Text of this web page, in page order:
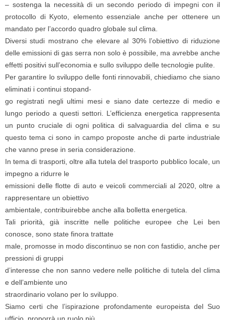
– sostenga la necessità di un secondo periodo di impegni con il
protocollo di Kyoto, elemento essenziale anche per ottenere un
mandato per l’accordo quadro globale sul clima.
Diversi studi mostrano che elevare al 30% l’obiettivo di riduzione
delle emissioni di gas serra non solo è possibile, ma avrebbe anche
effetti positivi sull’economia e sullo sviluppo delle tecnologie pulite.
Per garantire lo sviluppo delle fonti rinnovabili, chiediamo che siano
eliminati i continui stopand-
go registrati negli ultimi mesi e siano date certezze di medio e
lungo periodo a questi settori. L’efficienza energetica rappresenta
un punto cruciale di ogni politica di salvaguardia del clima e su
questo tema ci sono in campo proposte anche di parte industriale
che vanno prese in seria considerazione.
In tema di trasporti, oltre alla tutela del trasporto pubblico locale, un
impegno a ridurre le
emissioni delle flotte di auto e veicoli commerciali al 2020, oltre a
rappresentare un obiettivo
ambientale, contribuirebbe anche alla bolletta energetica.
Tali priorità, già inscritte nelle politiche europee che Lei ben
conosce, sono state finora trattate
male, promosse in modo discontinuo se non con fastidio, anche per
pressioni di gruppi
d’interesse che non sanno vedere nelle politiche di tutela del clima
e dell’ambiente uno
straordinario volano per lo sviluppo.
Siamo certi che l’ispirazione profondamente europeista del Suo